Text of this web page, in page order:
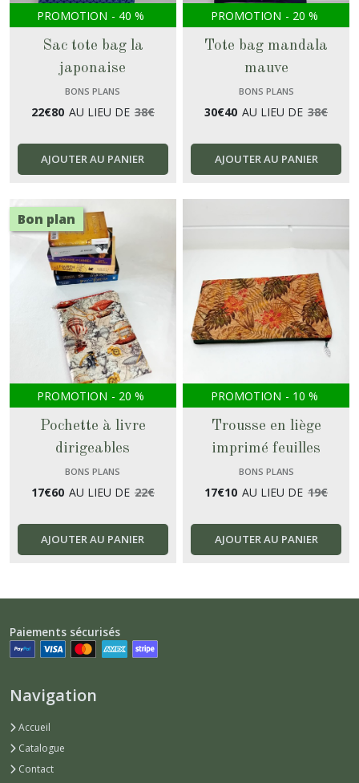
PROMOTION - 40 %
Sac tote bag la
japonaise
BONS PLANS
22€80 AU LIEU DE 38€
AJOUTER AU PANIER
PROMOTION - 20 %
Tote bag mandala
mauve
BONS PLANS
30€40 AU LIEU DE 38€
AJOUTER AU PANIER
Bon plan
PROMOTION - 20 %
Pochette à livre
dirigeables
BONS PLANS
17€60 AU LIEU DE 22€
AJOUTER AU PANIER
PROMOTION - 10 %
Trousse en liège
imprimé feuilles
BONS PLANS
17€10 AU LIEU DE 19€
AJOUTER AU PANIER
Paiements sécurisés
Navigation
Accueil
Catalogue
Contact